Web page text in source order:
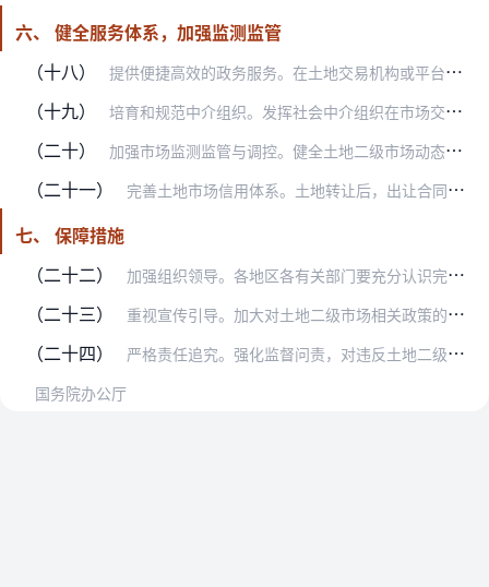
六、 健全服务体系，加强监测监管
（十八）
提供便捷高效的政务服务。在土地交易机构或平台内汇集交易、登记、税务、金融等相关部门或机构的办事窗口，大力发展“互联网+政务服务”，积极推进“一窗受理、一网通办、…
（十九） 培育和规范中介组织。发挥社会中介组织在市场交易活动中的桥梁作用，发展相关机构，为交易各方提供推介、展示、咨询、估价、经纪等服务。各地要加强指导和监管，引导社会中…
（二十） 加强市场监测监管与调控。健全土地二级市场动态监测监管制度，完善监测监管信息系统。严格落实公示地价体系，定期更新和发布基准地价或标定地价；完善土地二级市场的价格形…
（二十一） 完善土地市场信用体系。土地转让后，出让合同所载明的权利义务随之转移，受让人应依法履约。要加强对交易各方的信用监管，健全以“双随机、一公开”为基本手段、以重点监管…
七、 保障措施
（二十二）
加强组织领导。各地区各有关部门要充分认识完善土地二级市场的重要性，结合实际研究制定实施细则和配套措施，确保各项工作举措和要求落实到位。各级自然资源、财政、住房城…
（二十三） 重视宣传引导。加大对土地二级市场相关政策的宣传力度，及时总结推广各地典型经验和创新做法，扩大土地二级市场影响力、吸引力，调动市场主体参与积极性。合理引导市场预期…
（二十四）
严格责任追究。强化监督问责，对违反土地二级市场相关规定的地方政府和有关部门、单位以及责任人员严格实行责任追究，坚决打击各种腐败行为。
国务院办公厅